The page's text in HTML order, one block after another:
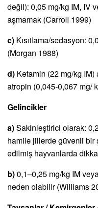
değil): 0,05 mg/kg IM, IV
aşmamak (Carroll 1999)
c) Kısıtlama/sedasyon:
(Morgan 1988)
d) Ketamin (22 mg/kg
atropin (0,045-0,067 mg/
Gelincikler
a)Sakinleştirici olarak:
hamile jillerde güvenli bir
edilmiş hayvanlarda
b)0,1–0,25 mg/kg IM
neden olabilir (Williams